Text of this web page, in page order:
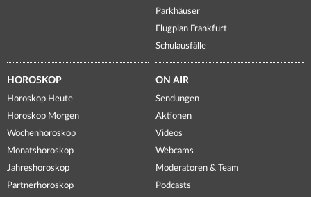
Parkhäuser
Flugplan Frankfurt
Schulausfälle
HOROSKOP
Horoskop Heute
Horoskop Morgen
Wochenhoroskop
Monatshoroskop
Jahreshoroskop
Partnerhoroskop
ON AIR
Sendungen
Aktionen
Videos
Webcams
Moderatoren & Team
Podcasts